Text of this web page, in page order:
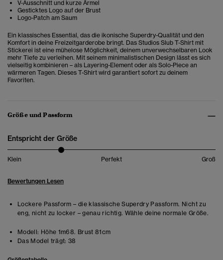
V-Ausschnitt und kurze Ärmel
Gesticktes Logo auf der Brust
Logo-Patch am Saum
Ein klassisches Essential, das die ikonische Superdry-Qualität und den
Komfort in deine Freizeitgarderobe bringt. Das Studios Slub T-Shirt mit
Stickerei ist eine mühelose Möglichkeit, deinem unverwechselbaren Look
mehr Tiefe zu verleihen. Mit seinem minimalistischen Design lässt es sich
vielseitig kombinieren – als Layering-Element oder als Solo-Piece an
wärmeren Tagen. Dieses T-Shirt wird garantiert sofort zu deinem
Favoriten.
Größe und Passform
Entspricht der Größe
Klein Perfekt Groß
Bewertungen Lesen
Lockere Passform – die klassische Superdry Passform. Nicht zu
eng, nicht zu locker – genau richtig. Wähle deine normale Größe.
Modell: Höhe 1m68. Brust 81cm
Das Model trägt: 38